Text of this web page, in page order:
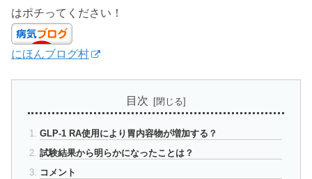
はポチってください！
にほんブログ村
目次
GLP-1 RA使用により胃内容物が増加する？
試験結果から明らかになったことは？
コメント